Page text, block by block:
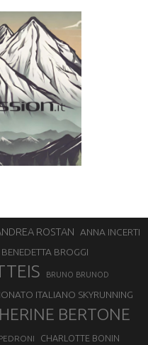
ROSTAN ANNA INCERTI
BENEDETTA BROGGI
BRUNO BRUNOD
ITALIANO SKYRUNNING
BERTONE
CHARLOTTE BONIN